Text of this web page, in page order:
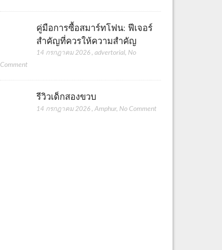
คู่มือการซื้อสมาร์ทโฟน: ฟีเจอร์
สำคัญที่ควรให้ความสำคัญ
14 กรกฎาคม 2026 ,advertorial, No
Comment
รีวิวเด็กสองขวบ
14 กรกฎาคม 2026 ,Amphur, No Comment